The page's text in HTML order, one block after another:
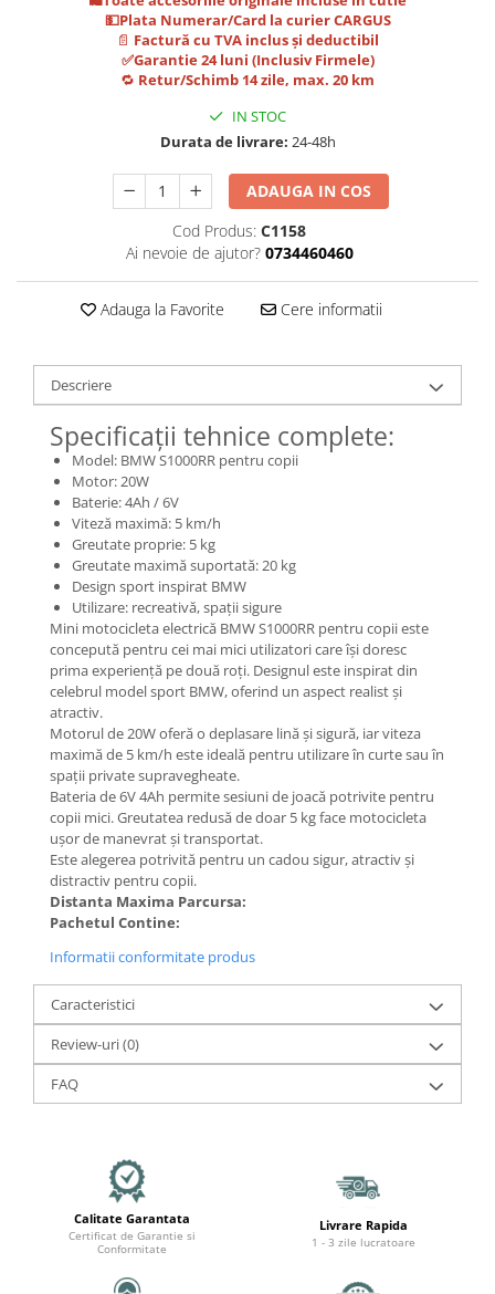
Valve & extensii
Cabluri motoare
Controlere & Conversoare DC/DC
Prize de încărcare
Cabluri pentru baterii
Componente baterii
Localizatoare GPS
Mecanică
Furci / mânere principale &
secundare
Pliere, pasadores & tije
Crickuri / suporturi parcare
Suspensii & amortizoare
Rulmenți
Transmisii & lanțuri
Claxoane / sonerii (timbres)
Frâne
Discuri de frana
Plăcuțe de frână
Etrieri
Cabluri de frână
Manete de frână
Consumabile & Unelte
Conectori
Organizatoare cabluri
Unelte & truse
Adezivi & pastă termoconductoare
Rulouri de nichel
Tuburi termocontractabile
Publicitate & elemente expo
💵Plata Numerar/Card la curier CARGUS
📄 Factură cu TVA inclus și deductibil
✅Garantie 24 luni (Inclusiv Firmele)
🔁 Retur/Schimb 14 zile, max. 20 km
IN STOC
Durata de livrare: 24-48h
ADAUGA IN COS
Cod Produs: C1158
Ai nevoie de ajutor? 0734460460
Adauga la Favorite Cere informatii
Descriere
Specificații tehnice complete:
Model: BMW S1000RR pentru copii
Motor: 20W
Baterie: 4Ah / 6V
Viteză maximă: 5 km/h
Greutate proprie: 5 kg
Greutate maximă suportată: 20 kg
Design sport inspirat BMW
Utilizare: recreativă, spații sigure
Mini motocicleta electrică BMW S1000RR pentru copii este
concepută pentru cei mai mici utilizatori care își doresc
prima experiență pe două roți. Designul este inspirat din
celebrul model sport BMW, oferind un aspect realist și
atractiv.
Motorul de 20W oferă o deplasare lină și sigură, iar viteza
maximă de 5 km/h este ideală pentru utilizare în curte sau în
spații private supravegheate.
Bateria de 6V 4Ah permite sesiuni de joacă potrivite pentru
copii mici. Greutatea redusă de doar 5 kg face motocicleta
ușor de manevrat și transportat.
Este alegerea potrivită pentru un cadou sigur, atractiv și
distractiv pentru copii.
Distanta Maxima Parcursa:
Pachetul Contine:
Informatii conformitate produs
Caracteristici
Review-uri(0)
FAQ
Calitate Garantata
Certificat de Garantie si
Conformitate
Livrare Rapida
1 - 3 zile lucratoare